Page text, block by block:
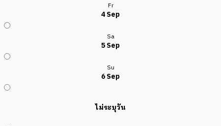
Fr
4 Sep
Sa
5 Sep
Su
6 Sep
ไม่ระบุวัน